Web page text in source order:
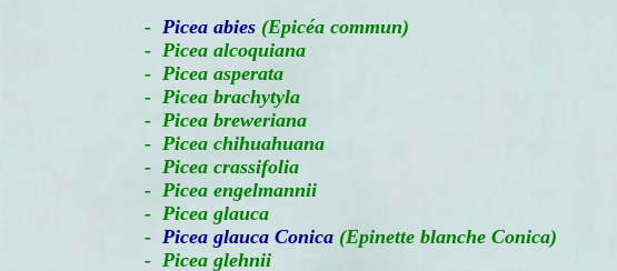
- Picea abies (Epicéa commun)
- Picea alcoquiana
- Picea asperata
- Picea brachytyla
- Picea breweriana
- Picea chihuahuana
- Picea crassifolia
- Picea engelmannii
- Picea glauca
- Picea glauca Conica (Epinette blanche Conica)
- Picea glehnii